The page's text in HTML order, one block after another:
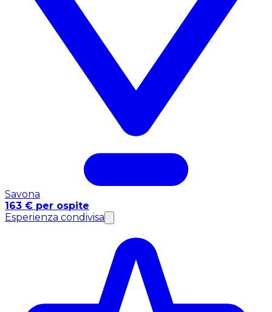
Savona
163 € per ospite
Esperienza condivisa